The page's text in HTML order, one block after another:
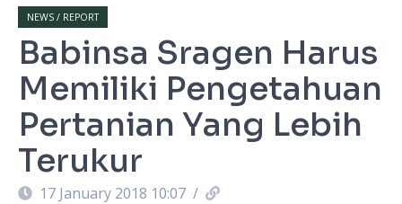
NEWS / REPORT
Babinsa Sragen Harus
Memiliki Pengetahuan
Pertanian Yang Lebih
Terukur
17 January 2018 10:07 /